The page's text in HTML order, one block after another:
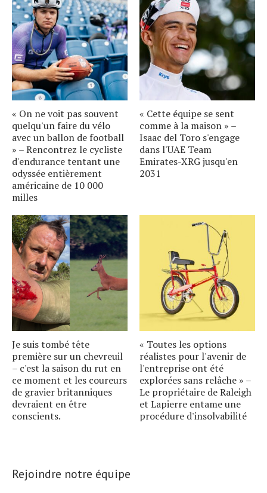
« On ne voit pas souvent
quelqu'un faire du vélo
avec un ballon de football
» – Rencontrez le cycliste
d'endurance tentant une
odyssée entièrement
américaine de 10 000
milles
« Cette équipe se sent
comme à la maison » –
Isaac del Toro s'engage
dans l'UAE Team
Emirates-XRG jusqu'en
2031
Je suis tombé tête
première sur un chevreuil
– c'est la saison du rut en
ce moment et les coureurs
de gravier britanniques
devraient en être
conscients.
« Toutes les options
réalistes pour l'avenir de
l'entreprise ont été
explorées sans relâche » –
Le propriétaire de Raleigh
et Lapierre entame une
procédure d'insolvabilité
Rejoindre notre équipe